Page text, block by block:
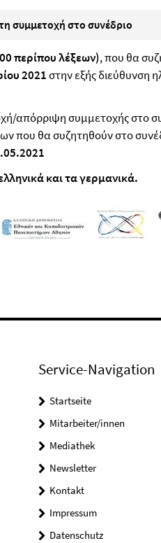
συμμετοχή στο συνέδριο
περίπου λέξεων), που θα
2021στην εξής διεύθυνση
απόρριψη συμμετοχής στο
που θα συζητηθούν στο
και τα γερμανικά.
Service-Navigation
Startseite
Mitarbeiter/innen
Mediathek
Newsletter
Kontakt
Impressum
Datenschutz